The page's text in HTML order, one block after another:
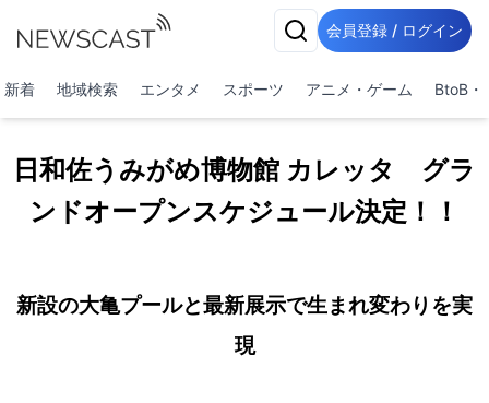
会員登録 / ログイン
新着 地域検索 エンタメ スポーツ アニメ・ゲーム BtoB・
日和佐うみがめ博物館 カレッタ グラ
ンドオープンスケジュール決定！！
新設の大亀プールと最新展示で生まれ変わりを実
現